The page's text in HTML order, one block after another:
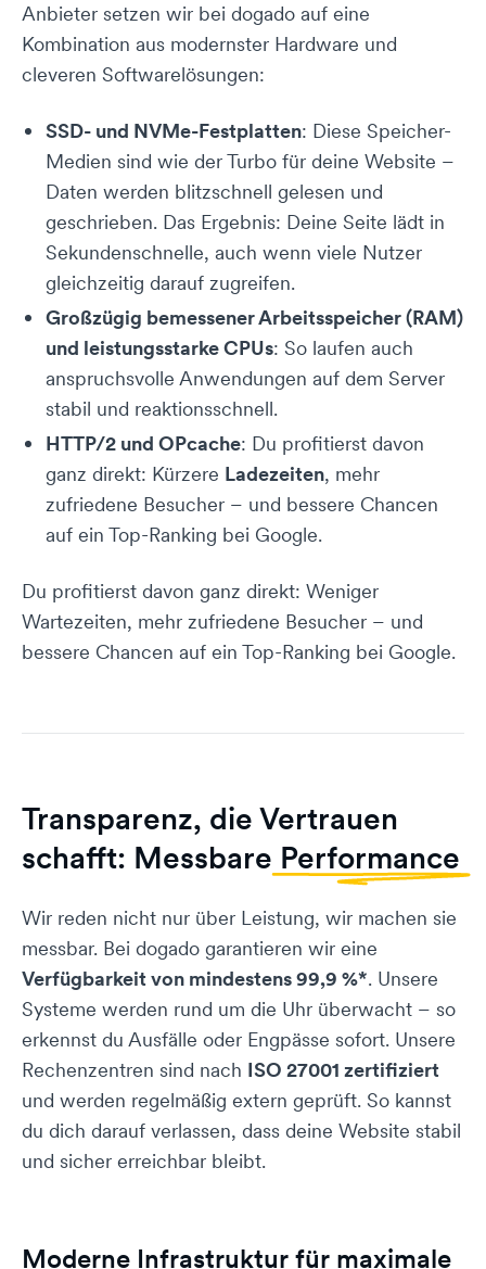
Anbieter setzen wir bei dogado auf eine
Kombination aus modernster Hardware und
cleveren Softwarelösungen:
SSD- und NVMe-Festplatten: Diese Speicher-
Medien sind wie der Turbo für deine Website –
Daten werden blitzschnell gelesen und
geschrieben. Das Ergebnis: Deine Seite lädt in
Sekundenschnelle, auch wenn viele Nutzer
gleichzeitig darauf zugreifen.
Großzügig bemessener Arbeitsspeicher (RAM)
und leistungsstarke CPUs: So laufen auch
anspruchsvolle Anwendungen auf dem Server
stabil und reaktionsschnell.
HTTP/2 und OPcache: Du profitierst davon
ganz direkt: Kürzere Ladezeiten, mehr
zufriedene Besucher – und bessere Chancen
auf ein Top-Ranking bei Google.
Du profitierst davon ganz direkt: Weniger
Wartezeiten, mehr zufriedene Besucher – und
bessere Chancen auf ein Top-Ranking bei Google.
Transparenz, die Vertrauen
schafft: Messbare Performance
Wir reden nicht nur über Leistung, wir machen sie
messbar. Bei dogado garantieren wir eine
Verfügbarkeit von mindestens 99,9 %*. Unsere
Systeme werden rund um die Uhr überwacht – so
erkennst du Ausfälle oder Engpässe sofort. Unsere
Rechenzentren sind nach ISO 27001 zertifiziert
und werden regelmäßig extern geprüft. So kannst
du dich darauf verlassen, dass deine Website stabil
und sicher erreichbar bleibt.
Moderne Infrastruktur für maximale